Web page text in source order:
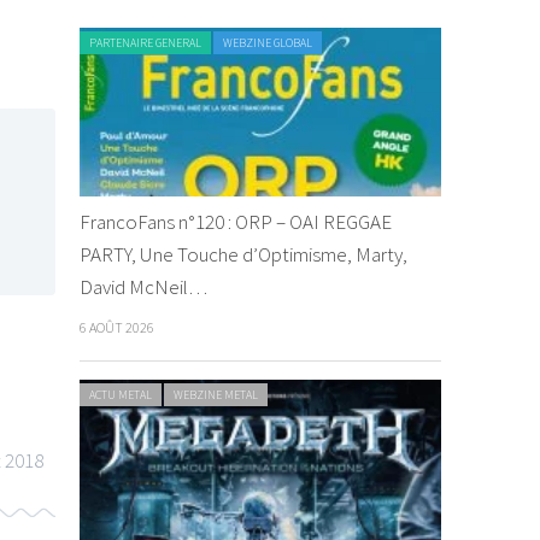
PARTENAIRE GENERAL WEBZINE GLOBAL
FrancoFans n°120 : ORP – OAI REGGAE
PARTY, Une Touche d’Optimisme, Marty,
David McNeil…
6 AOÛT 2026
ACTU METAL WEBZINE METAL